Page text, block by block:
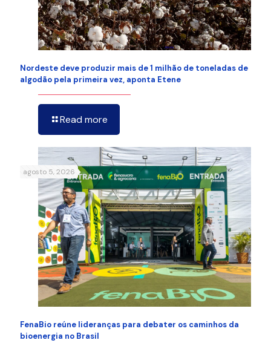
Nordeste deve produzir mais de 1 milhão de toneladas de
algodão pela primeira vez, aponta Etene
Read more
agosto 5, 2026
FenaBio reúne lideranças para debater os caminhos da
bioenergia no Brasil